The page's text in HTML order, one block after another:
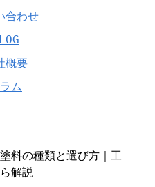
料の種類と選び方｜工
解説